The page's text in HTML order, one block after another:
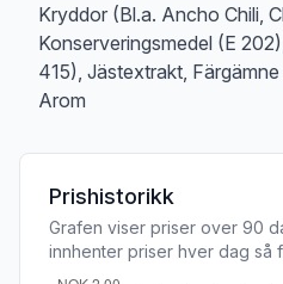
Kryddor (Bl.a. Ancho Chili,
Konserveringsmedel (E
415), Jästextrakt,
Arom
Prishistorikk
Grafen viser priser over 90
innhenter priser hver dag så